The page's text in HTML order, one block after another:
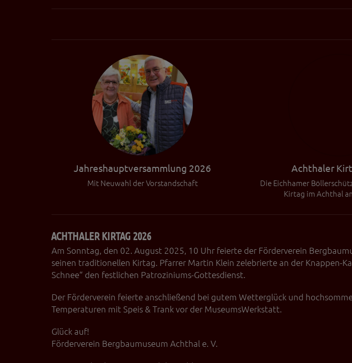
Jahreshauptversammlung 2026
Mit Neuwahl der Vorstandschaft
Achthaler
Die Eichhamer
Kirtag im Achthal
ACHTHALER KIRTAG 2026
Am Sonntag, den 02. August 2025, 10 Uhr feierte der Förderverein
seinen traditionellen Kirtag. Pfarrer Martin Klein zelebrierte an der Knappen-
Schnee“ den festlichen Patroziniums-Gottesdienst.
Der Förderverein feierte anschließend bei gutem Wetterglück und
Temperaturen mit Speis & Trank vor der MuseumsWerkstatt.
Glück auf!
Förderverein Bergbaumuseum Achthal e. V.